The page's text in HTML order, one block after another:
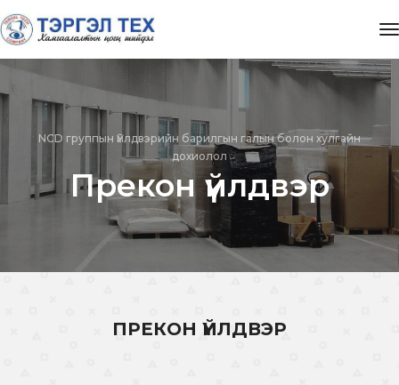
NCD группын Үйлдвэрийн барилгын галын болон хулгайн
дохиолол
Прекон үйлдвэр
ПРЕКОН ҮЙЛДВЭР